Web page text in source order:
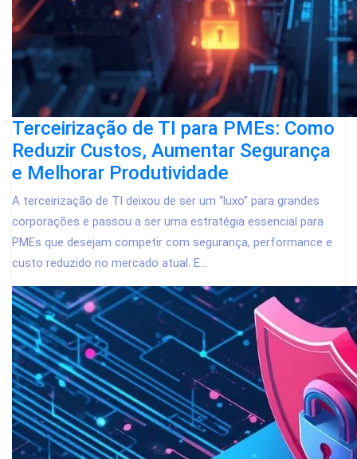
Terceirização de TI para PMEs: Como
Reduzir Custos, Aumentar Segurança
e Melhorar Produtividade
A terceirização de TI deixou de ser um “luxo” para grandes
corporações e passou a ser uma estratégia essencial para
PMEs que desejam competir com segurança, performance e
custo reduzido no mercado atual. E...